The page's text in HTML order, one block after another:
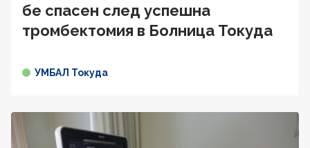
бе спасен след успешна
тромбектомия в Болница Токуда
УМБАЛ Токуда